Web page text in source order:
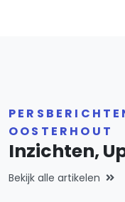
OOSTERHOUT
Inzichten,
Bekijk alle artikelen